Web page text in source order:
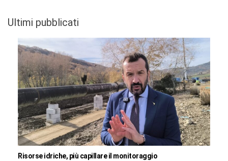
Ultimi pubblicati
Risorse idriche, più capillare il monitoraggio